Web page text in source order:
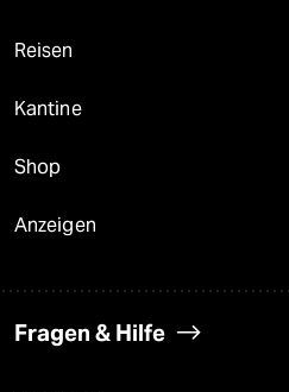
Reisen
Kantine
Shop
Anzeigen
Fragen & Hilfe